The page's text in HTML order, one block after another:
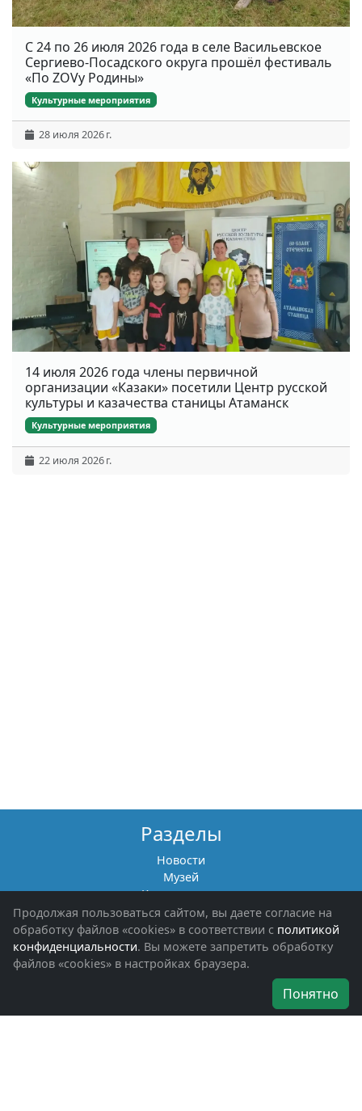
С 24 по 26 июля 2026 года в селе Васильевское
Сергиево-Посадского округа прошёл фестиваль
«По ZOVу Родины»
Культурные мероприятия
28 июля 2026 г.
14 июля 2026 года члены первичной
организации «Казаки» посетили Центр русской
культуры и казачества станицы Атаманск
Культурные мероприятия
22 июля 2026 г.
Разделы
Новости
Музей
Книги памяти
Фотоальбомы
Обращения граждан
Помощь участникам СВО и их семьям
Об организации
Наши награды
Продолжая пользоваться сайтом, вы даете согласие на
обработку файлов «cookies» в соответствии с политикой
конфиденциальности. Вы можете запретить обработку
файлов «cookies» в настройках браузера.
Понятно